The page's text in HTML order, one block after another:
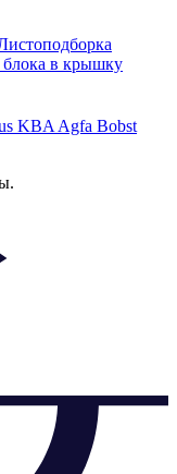
блока в крышку
KBA Agfa Bobst